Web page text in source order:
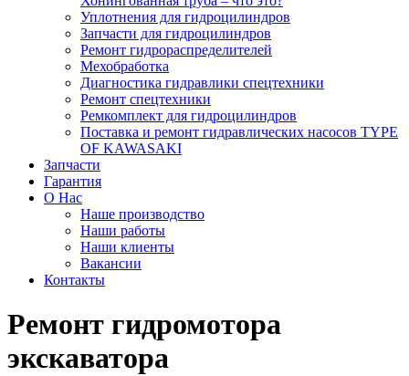
Уплотнения для гидроцилиндров
Запчасти для гидроцилиндров
Ремонт гидрораспределителей
Мехобработка
Диагностика гидравлики спецтехники
Ремонт спецтехники
Ремкомплект для гидроцилиндров
Поставка и ремонт гидравлических насосов TYPE
OF KAWASAKI
Запчасти
Гарантия
О Нас
Наше производство
Наши работы
Наши клиенты
Вакансии
Контакты
Ремонт гидромотора
экскаватора